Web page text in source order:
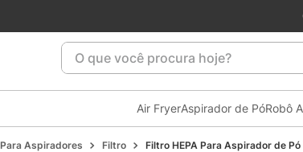
O que você procura hoje?
Air FryerAspirador de PóRobô
Para Aspiradores Filtro Filtro HEPA Para Aspirador de